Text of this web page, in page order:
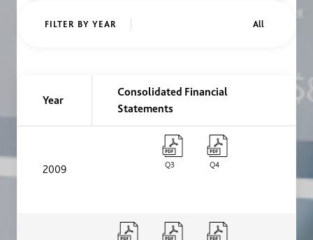
Reportes trimestrales
FILTER BY YEAR
Year
Consolidated Financial
Statements
2009 Q3 Q4